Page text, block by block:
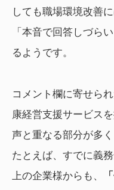
しても職場環境改善
「本音で回答しづら
るようです。
コメント欄に寄せら
康経営支援サービス
声と重なる部分が多く
たとえば、すでに義
上の企業様からも、